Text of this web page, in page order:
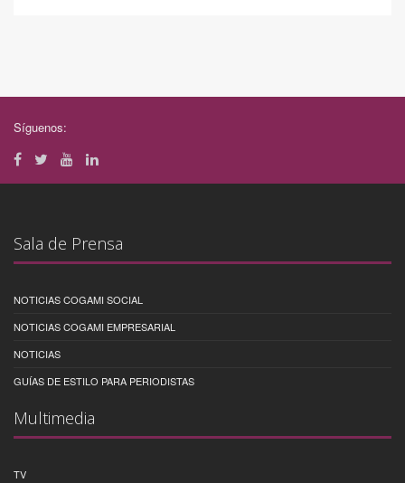
Síguenos:
Sala de Prensa
NOTICIAS COGAMI SOCIAL
NOTICIAS COGAMI EMPRESARIAL
NOTICIAS
GUÍAS DE ESTILO PARA PERIODISTAS
Multimedia
TV